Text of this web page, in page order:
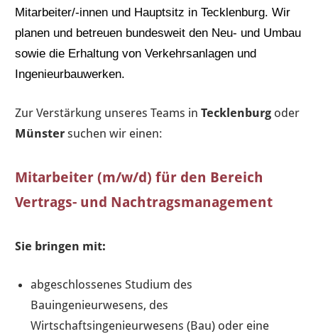
Mitarbeiter/-innen und Hauptsitz in Tecklenburg. Wir
planen und betreuen bundesweit den Neu- und Umbau
sowie die Erhaltung von Verkehrsanlagen und
Ingenieurbauwerken.
Zur Verstärkung unseres Teams inTecklenburg oder
Münster suchen wir einen:
Mitarbeiter (m/w/d) für den Bereich
Vertrags- und Nachtragsmanagement
Sie bringen mit:
abgeschlossenes Studium des
Bauingenieurwesens, des
Wirtschaftsingenieurwesens (Bau) oder eine